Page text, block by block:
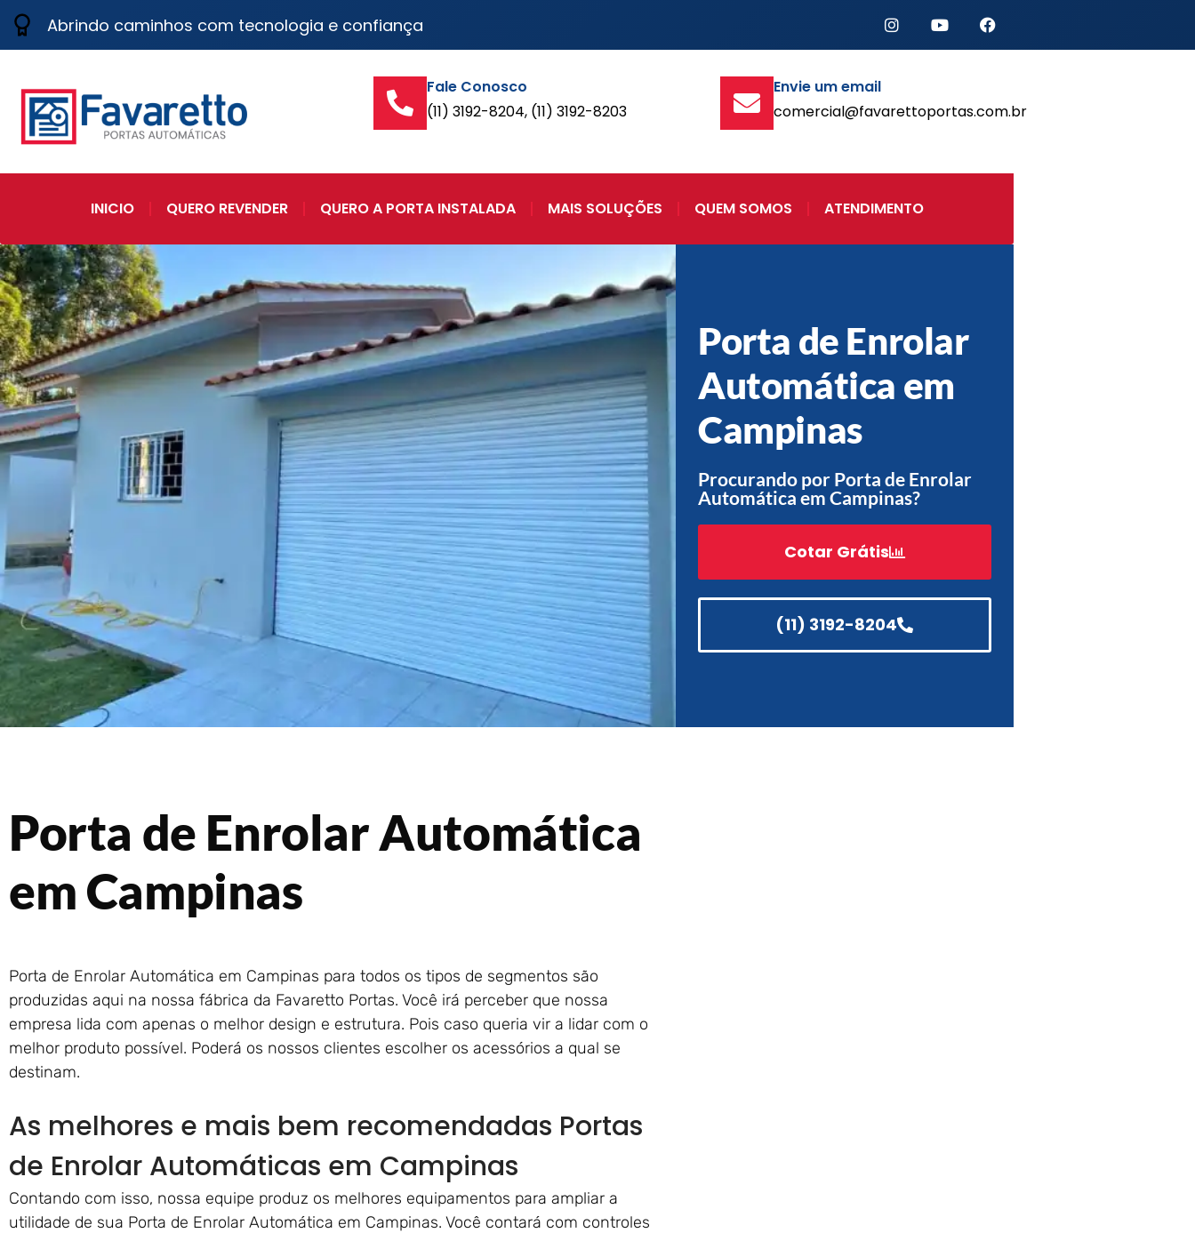
Enrolar
Enrolar em São Gonçalo – RJ
Abrindo caminhos com tecnologia e confiança
Fale Conosco
(11) 3192-8204, (11) 3192-8203
Envie um email
comercial@favarettoportas.com.br
INICIO QUERO REVENDER QUERO A PORTA INSTALADA MAIS SOLUÇÕES QUEM SOMOS ATENDIMENTO
Porta de Enrolar
Automática em
Campinas
Procurando por Porta de Enrolar
Automática em Campinas?
Cotar Grátis
(11) 3192-8204
Porta de Enrolar Automática
em Campinas
Porta de Enrolar Automática em Campinas para todos os tipos de segmentos são
produzidas aqui na nossa fábrica da Favaretto Portas. Você irá perceber que nossa
empresa lida com apenas o melhor design e estrutura. Pois caso queria vir a lidar com o
melhor produto possível. Poderá os nossos clientes escolher os acessórios a qual se
destinam.
As melhores e mais bem recomendadas Portas
de Enrolar Automáticas em Campinas
Contando com isso, nossa equipe produz os melhores equipamentos para ampliar a
utilidade de sua Porta de Enrolar Automática em Campinas. Você contará com controles